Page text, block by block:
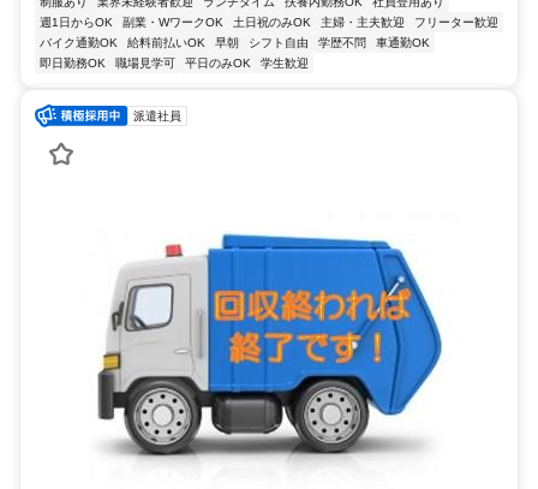
週1日からOK
副業・WワークOK 土日祝のみOK 主婦・主夫歓迎
フリーター歓迎
バイク通勤OK
給料前払いOK 早朝 シフト自由 学歴不問
車通勤OK
即日勤務OK
職場見学可 平日のみOK 学生歓迎
派遣社員